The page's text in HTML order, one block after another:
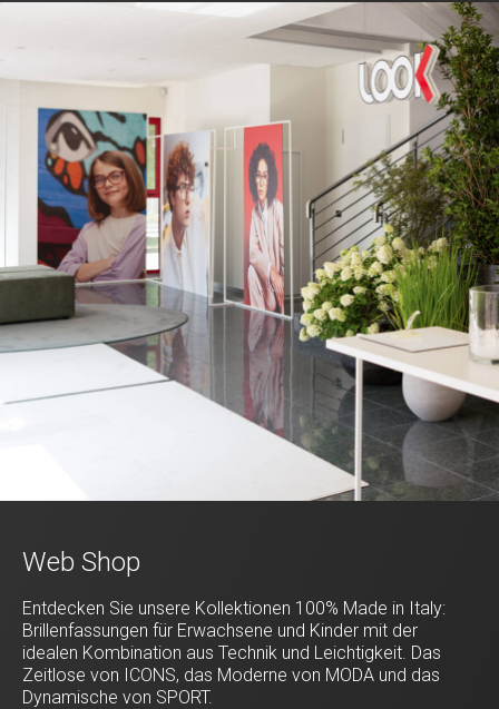
Web Shop
Entdecken Sie unsere Kollektionen 100% Made in Italy:
Brillenfassungen für Erwachsene und Kinder mit der
idealen Kombination aus Technik und Leichtigkeit. Das
Zeitlose von ICONS, das Moderne von MODA und das
Dynamische von SPORT.